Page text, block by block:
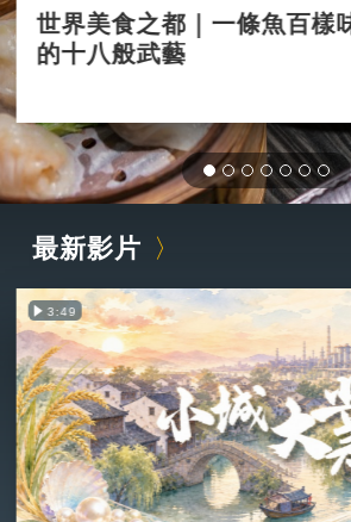
世界美食之都｜一條魚百樣
的十八般武藝
最新影片
3:49